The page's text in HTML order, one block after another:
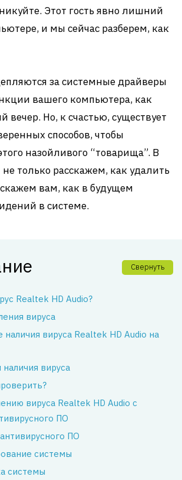
Этот гость явно лишний
и мы сейчас разберем, как
за системные драйверы
вашего компьютера, как
вечер. Но, к счастью, существует
способов, чтобы
назойливого “товарища”. В
только расскажем, как удалить
вам, как в будущем
в системе.
Свернуть
Realtek HD Audio?
вируса
вируса Realtek HD Audio на
наличия вируса
вируса Realtek HD Audio с
ПО
ПО
системы
системы